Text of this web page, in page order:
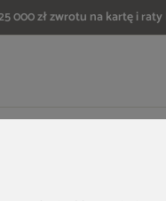
000 zł zwrotu na kartę i raty